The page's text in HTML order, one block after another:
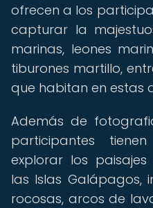
ofrecen a los
capturar la
marinas, leones
tiburones martillo,
que habitan en estas
Además de
participantes
explorar los
las Islas Galápagos,
rocosas, arcos de